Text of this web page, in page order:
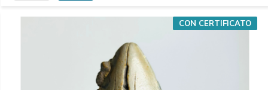
CON CERTIFICATO